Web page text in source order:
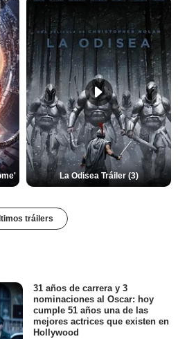
La Odisea Tráiler (3)
tráilers
31 años de carrera y 3
nominaciones al Oscar: hoy
cumple 51 años una de las
mejores actrices que existen en
Hollywood